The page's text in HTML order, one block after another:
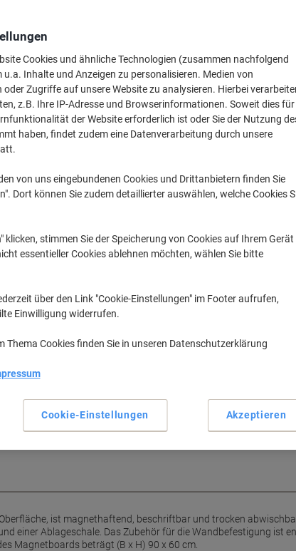
und
exkl. USt
1Stück 36,09 €
2Stück 33,59 € -6%
Aktuell verfügbar Lieferung 2-3 Werktage
In den
Zu einer Liste
Haupteigenschaften
Magnetisch haftend
ist magnethaftend, beschriftbar und trocken
einer Ablageschale. Das Zubehör für die Wandbefestigung ist
Magnetboards beträgt (B x H) 90 x 60 cm.
Cookies und ähnliche Technologien (zusammen nachfolgend
u.a. Inhalte und Anzeigen zu personalisieren. Medien von
Zugriffe auf unsere Website zu analysieren. Hierbei
z.B. Ihre IP-Adresse und Browserinformationen. Soweit dies für
der Website erforderlich ist oder Sie der Nutzung
haben, findet zudem eine Datenverarbeitung durch unsere
von uns eingebundenen Cookies und Drittanbietern finden Sie
Dort können Sie zudem detaillierter auswählen, welche Cookies
klicken, stimmen Sie der Speicherung von Cookies auf Ihrem Gerät
essentieller Cookies ablehnen möchten, wählen Sie bitte
über den Link "Cookie-Einstellungen" im Footer aufrufen,
Einwilligung widerrufen.
Thema Cookies finden Sie in unseren Datenschutzerklärung
Cookie-Einstellungen Akzeptieren